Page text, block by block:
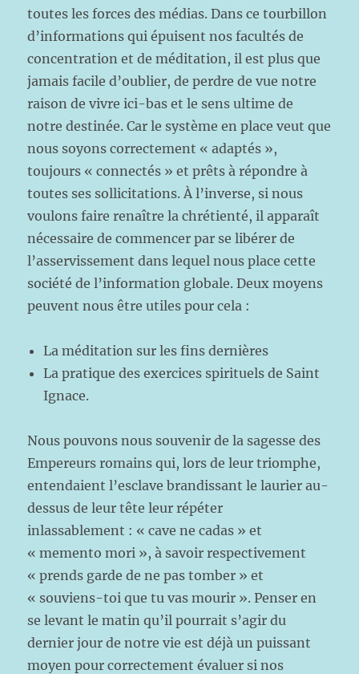
toutes les forces des médias. Dans ce tourbillon
d’informations qui épuisent nos facultés de
concentration et de méditation, il est plus que
jamais facile d’oublier, de perdre de vue notre
raison de vivre ici-bas et le sens ultime de
notre destinée. Car le système en place veut que
nous soyons correctement « adaptés »,
toujours « connectés » et prêts à répondre à
toutes ses sollicitations. À l’inverse, si nous
voulons faire renaître la chrétienté, il apparaît
nécessaire de commencer par se libérer de
l’asservissement dans lequel nous place cette
société de l’information globale. Deux moyens
peuvent nous être utiles pour cela :
La méditation sur les fins dernières
La pratique des exercices spirituels de Saint
Ignace.
Nous pouvons nous souvenir de la sagesse des
Empereurs romains qui, lors de leur triomphe,
entendaient l’esclave brandissant le laurier au-
dessus de leur tête leur répéter
inlassablement : « cave ne cadas » et
« memento mori », à savoir respectivement
« prends garde de ne pas tomber » et
« souviens-toi que tu vas mourir ». Penser en
se levant le matin qu’il pourrait s’agir du
dernier jour de notre vie est déjà un puissant
moyen pour correctement évaluer si nos